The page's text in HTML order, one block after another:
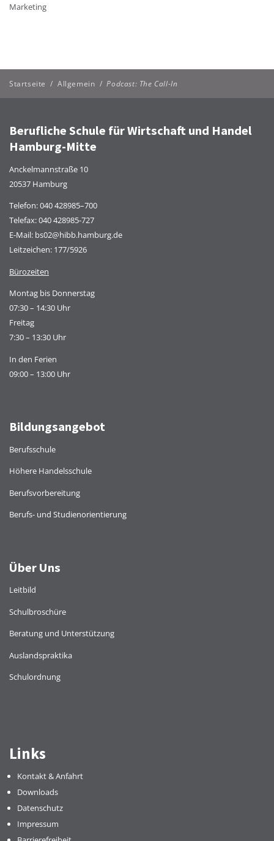
Marketing
Startseite / Allgemein /Podcast: The Call-In
Berufliche Schule für Wirtschaft und Handel
Hamburg-Mitte
Anckelmannstraße 10
20537 Hamburg
Telefon:040 428985–700
Telefax: 040 428985-727
E-Mail: bs02@hibb.hamburg.de
Leitzeichen: 177/5926
Bürozeiten
Montag bis Donnerstag
07:30 – 14:30 Uhr
Freitag
7:30 – 13:30 Uhr
In den Ferien
09:00 – 13:00 Uhr
Bildungsangebot
Berufsschule
Höhere Handelsschule
Berufsvorbereitung
Berufs- und Studienorientierung
Über Uns
Leitbild
Schulbroschüre
Beratung und Unterstützung
Auslandspraktika
Schulordnung
Links
Kontakt & Anfahrt
Downloads
Datenschutz
Impressum